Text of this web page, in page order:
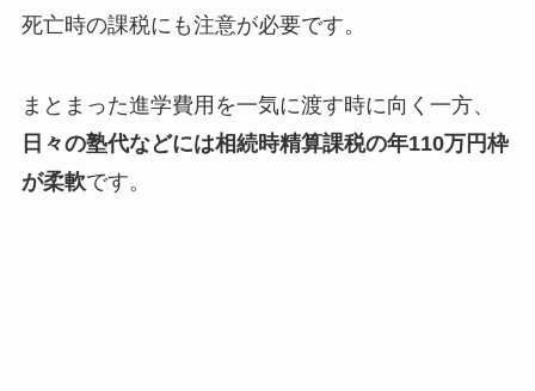
死亡時の課税にも注意が必要です。
まとまった進学費用を一気に渡す時に向く一方、
日々の塾代などには相続時精算課税の年110万円枠
が柔軟です。